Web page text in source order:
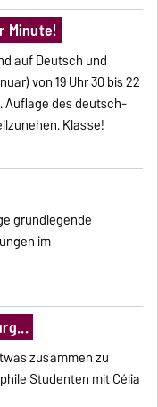
Minute!
auf Deutsch und
von 19 Uhr 30 bis 22
Auflage des deutsch-
Klasse!
grundlegende
im
zusammen zu
Studenten mit Célia